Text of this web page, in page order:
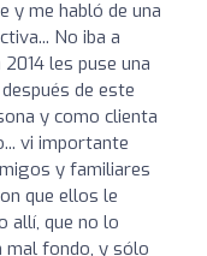
y me habló de una
No iba a
les puse una
de este
y como clienta
vi importante
y familiares
que ellos le
allí, que no lo
mal fondo, y sólo